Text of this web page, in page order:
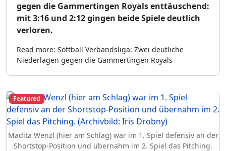
gegen die Gammertingen Royals enttäuschend:
mit 3:16 und 2:12 gingen beide Spiele deutlich
verloren.
Read more: Softball Verbandsliga: Zwei deutliche
Niederlagen gegen die Gammertingen Royals
Madita Wenzl (hier am Schlag) war im 1. Spiel defensiv an der
Shortstop-Position und übernahm im 2. Spiel das Pitching.
Featured